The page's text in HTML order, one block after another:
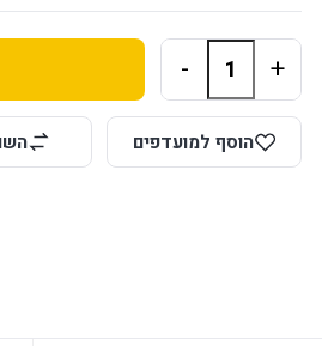
+
-
הוסף למועדפים